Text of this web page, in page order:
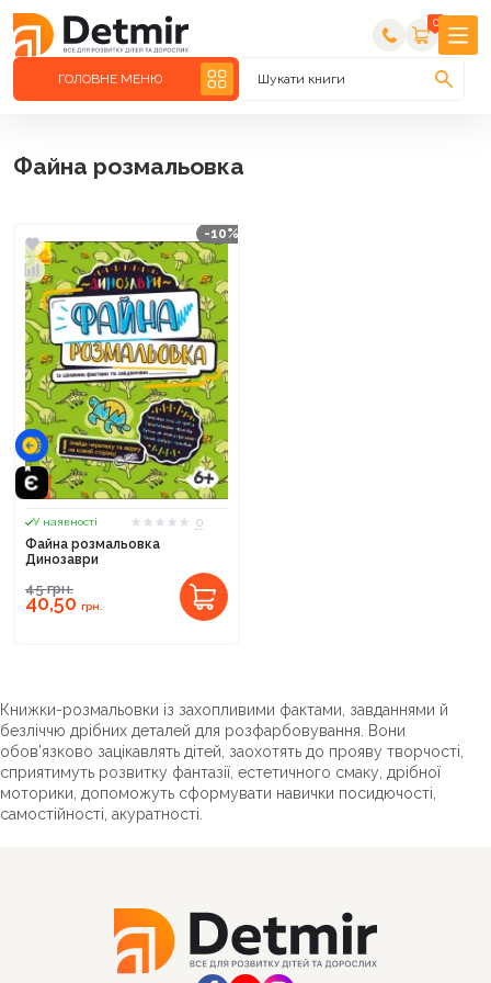
0
ГОЛОВНЕ МЕНЮ Шукати книги
Файна розмальовка
-10%
У наявності
0
Файна розмальовка
Динозаври
45грн.
40,50 грн.
Книжки-розмальовки із захопливими фактами, завданнями й
безліччю дрібних деталей для розфарбовування. Вони
обов’язково зацікавлять дітей, заохотять до прояву творчості,
сприятимуть розвитку фантазії, естетичного смаку, дрібної
моторики, допоможуть сформувати навички посидючості,
самостійності, акуратності.
Оформити замовлення